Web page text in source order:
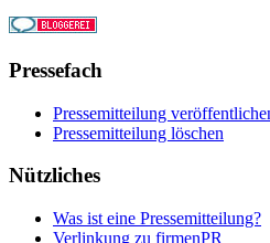
Pressefach
Pressemitteilung
Pressemitteilung löschen
Nützliches
Was ist eine Pressemitteilung?
Verlinkung zu firmenPR